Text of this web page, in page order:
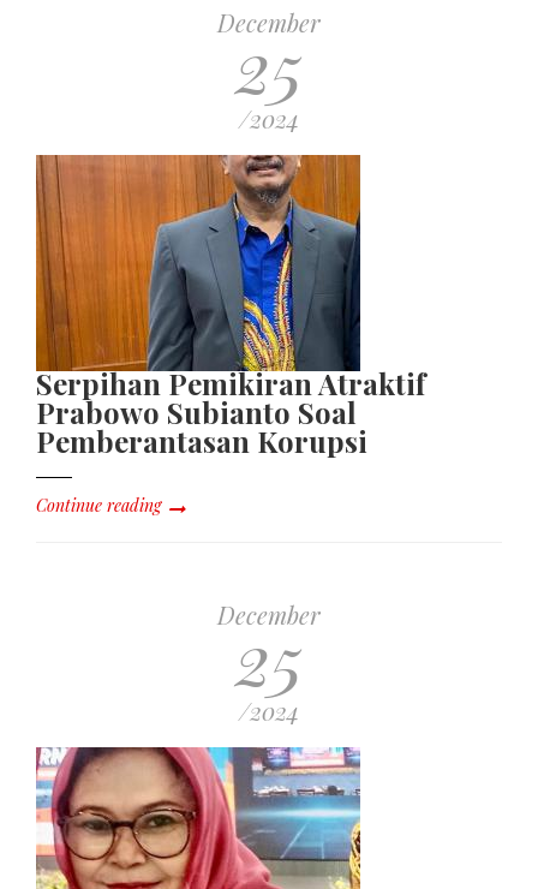
December
25
/2024
Serpihan Pemikiran Atraktif
Prabowo Subianto Soal
Pemberantasan Korupsi
Continue reading
December
25
/2024